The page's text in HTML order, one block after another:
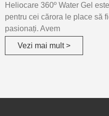
Heliocare 360º Water Gel
pentru cei cărora le place să
pasionați. Avem
Vezi mai mult >